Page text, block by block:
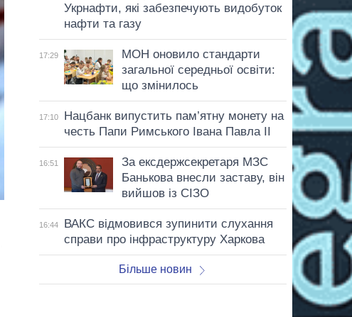
Укрнафти, які забезпечують видобуток
нафти та газу
17:29
МОН оновило стандарти
загальної середньої освіти:
що змінилось
17:10
Нацбанк випустить пам’ятну монету на
честь Папи Римського Івана Павла II
16:51
За ексдержсекретаря МЗС
Банькова внесли заставу, він
вийшов із СІЗО
16:44
ВАКС відмовився зупинити слухання
справи про інфраструктуру Харкова
Більше новин